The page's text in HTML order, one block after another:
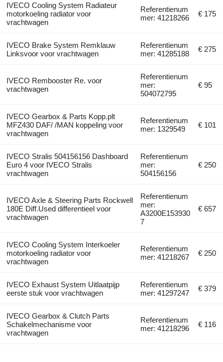
IVECO Cooling System Radiateur
motorkoeling radiator voor
vrachtwagen
Referentienum
mer: 41218266
€ 175
IVECO Brake System Remklauw
Linksvoor voor vrachtwagen
Referentienum
mer: 41285188
€ 275
IVECO Rembooster Re. voor
vrachtwagen
Referentienum
mer:
504072795
€ 95
IVECO Gearbox & Parts Kopp.plt
MFZ430 DAF/ /MAN koppeling voor
vrachtwagen
Referentienum
mer: 1329549
€ 101
IVECO Stralis 504156156 Dashboard
Euro 4 voor IVECO Stralis
vrachtwagen
Referentienum
mer:
504156156
€ 250
IVECO Axle & Steering Parts Rockwell
180E Diff.Used differentieel voor
vrachtwagen
Referentienum
mer:
A3200E153930
7
€ 657
IVECO Cooling System Interkoeler
motorkoeling radiator voor
vrachtwagen
Referentienum
mer: 41218267
€ 250
IVECO Exhaust System Uitlaatpijp
eerste stuk voor vrachtwagen
Referentienum
mer: 41297247
€ 379
IVECO Gearbox & Clutch Parts
Schakelmechanisme voor
vrachtwagen
Referentienum
mer: 41218296
€ 116